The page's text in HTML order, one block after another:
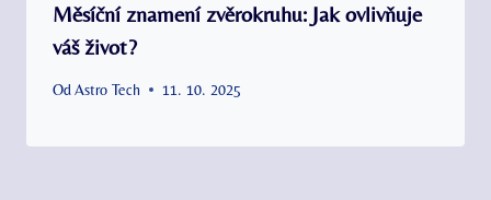
Měsíční znamení zvěrokruhu: Jak ovlivňuje
váš život?
Od Astro Tech 11. 10. 2025